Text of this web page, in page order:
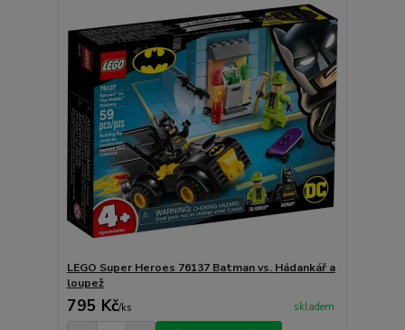
LEGO Super Heroes 76137 Batman vs. Hádankář a
loupež
795 Kč/ks skladem